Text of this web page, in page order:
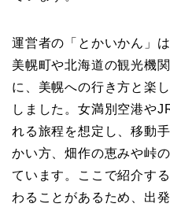
運営者の「とかいかん」
美幌町や北海道の観光機
に、美幌への行き方と楽
しました。女満別空港や
れる旅程を想定し、移動
かい方、畑作の恵みや峠
ています。ここで紹介す
わることがあるため、出